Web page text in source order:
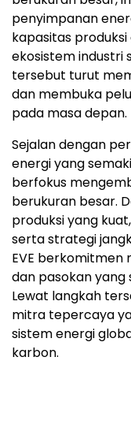
penyimpanan
kapasitas
ekosistem industri
tersebut turut
dan membuka
pada masa depan.
Sejalan dengan
energi yang
berfokus
berukuran besar.
produksi yang
serta strategi
EVE berkomitmen
dan pasokan yang
Lewat langkah
mitra tepercaya
sistem energi
karbon.